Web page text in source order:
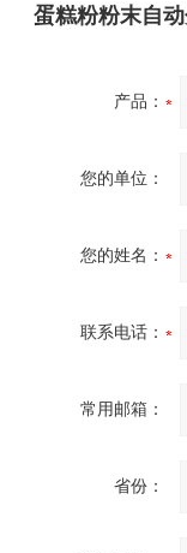
蛋糕粉粉末自
产品：
您的单位：
您的姓名：
联系电话：
常用邮箱：
省份：